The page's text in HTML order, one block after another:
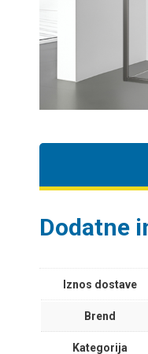
Dodatne
Iznos dostave
Brend
Kategorija